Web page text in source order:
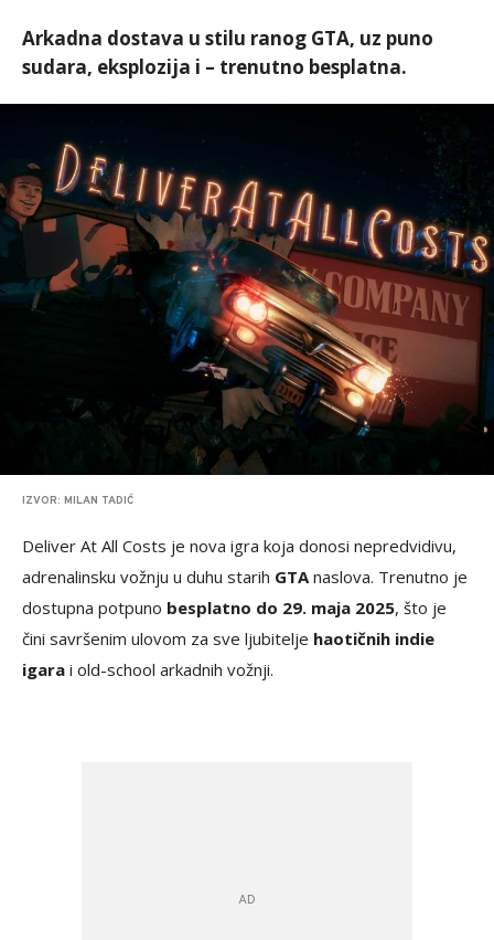
Arkadna dostava u stilu ranog GTA, uz puno
sudara, eksplozija i – trenutno besplatna.
IZVOR: MILAN TADIĆ
Deliver At All Costs je nova igra koja donosi nepredvidivu,
adrenalinsku vožnju u duhu starih GTAnaslova. Trenutno je
dostupna potpuno besplatno do 29. maja 2025, što je
čini savršenim ulovom za sve ljubitelje haotičnih indie
igara i old-school arkadnih vožnji.